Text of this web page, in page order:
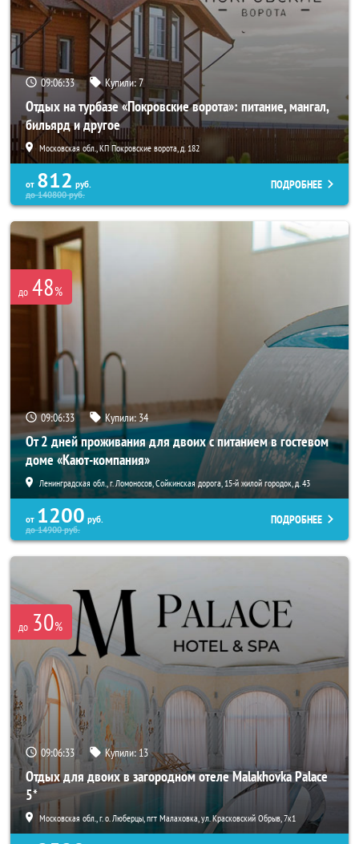
09:06:32 Купили:7
Отдых на турбазе «Покровские ворота»: питание, мангал,
бильярд и другое
Московская обл., КП Покровские ворота, д. 182
от 812 руб.
до140800руб.
ПОДРОБНЕЕ
до 48%
09:06:32 Купили: 34
От 2 дней проживания для двоих с питанием в гостевом
доме «Кают-компания»
Ленинградская обл., г. Ломоносов, Сойкинская дорога, 15-й жилой городок, д. 43
от 1200 руб.
до14900руб.
ПОДРОБНЕЕ
до 30%
09:06:32 Купили: 13
Отдых для двоих в загородном отеле Malakhovka Palace
5*
Московская обл., г. о. Люберцы, пгт Малаховка, ул. Красковский Обрыв, 7к1